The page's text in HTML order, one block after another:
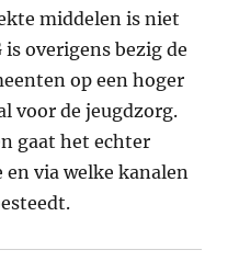
middelen is niet
overigens bezig de
op een hoger
voor de jeugdzorg.
gaat het echter
en via welke kanalen